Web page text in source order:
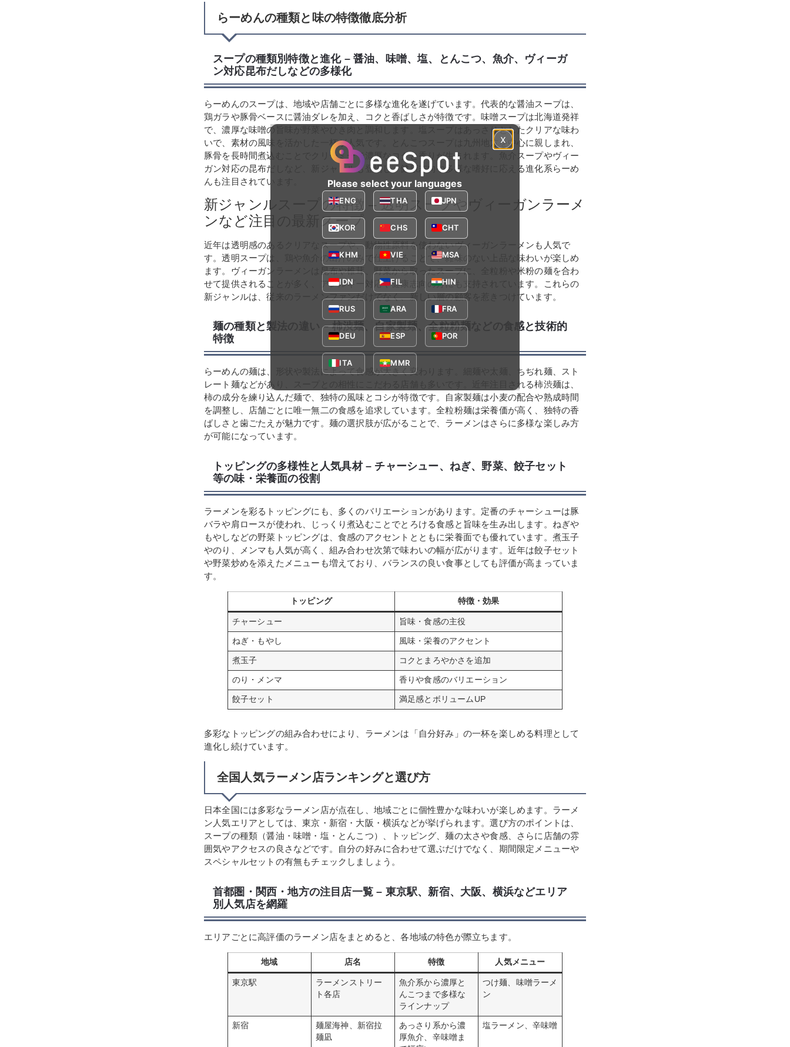
らーめんの種類と味の特徴徹底分析
スープの種類別特徴と進化 – 醤油、味噌、塩、とんこつ、魚介、ヴィーガ
ン対応昆布だしなどの多様化
らーめんのスープは、地域や店舗ごとに多様な進化を遂げています。代表的な醤油スープは、
鶏ガラや豚骨ベースに醤油ダレを加え、コクと香ばしさが特徴です。味噌スープは北海道発祥
で、濃厚な味噌の旨味が野菜やひき肉と調和します。塩スープはあっさりとしたクリアな味わ
いで、素材の風味を活かした一杯が人気です。とんこつスープは九州地方を中心に親しまれ、
豚骨を長時間煮込むことでクリーミーで濃厚なコクと香りが生まれます。魚介スープやヴィー
ガン対応の昆布だしなど、新ジャンルも登場し、健康志向や多様な嗜好に応える進化系らーめ
んも注目されています。
新ジャンルスープの特徴 – 透明スープやヴィーガンラーメ
ンなど注目の最新スープ
近年は透明感のあるクリアなスープや、動物性原料を使わないヴィーガンラーメンも人気で
す。透明スープは、鶏や魚介の出汁のみで仕上げることで、雑味のない上品な味わいが楽しめ
ます。ヴィーガンラーメンは昆布や椎茸、野菜から取ったスープに、全粒粉や米粉の麺を合わ
せて提供されることが多く、アレルギー対応や健康志向の方にも支持されています。これらの
新ジャンルは、従来のラーメンファンだけでなく、新しい層の顧客を惹きつけています。
麺の種類と製法の違い – 柿渋麺、自家製麺、全粒粉麺などの食感と技術的
特徴
らーめんの麺は、形状や製法によって食感が大きく変わります。細麺や太麺、ちぢれ麺、スト
レート麺などがあり、スープとの相性にこだわる店舗も多いです。近年注目される柿渋麺は、
柿の成分を練り込んだ麺で、独特の風味とコシが特徴です。自家製麺は小麦の配合や熟成時間
を調整し、店舗ごとに唯一無二の食感を追求しています。全粒粉麺は栄養価が高く、独特の香
ばしさと歯ごたえが魅力です。麺の選択肢が広がることで、ラーメンはさらに多様な楽しみ方
が可能になっています。
トッピングの多様性と人気具材 – チャーシュー、ねぎ、野菜、餃子セット
等の味・栄養面の役割
ラーメンを彩るトッピングにも、多くのバリエーションがあります。定番のチャーシューは豚
バラや肩ロースが使われ、じっくり煮込むことでとろける食感と旨味を生み出します。ねぎや
もやしなどの野菜トッピングは、食感のアクセントとともに栄養面でも優れています。煮玉子
やのり、メンマも人気が高く、組み合わせ次第で味わいの幅が広がります。近年は餃子セット
や野菜炒めを添えたメニューも増えており、バランスの良い食事としても評価が高まっていま
す。
トッピング 特徴・効果
チャーシュー 旨味・食感の主役
ねぎ・もやし 風味・栄養のアクセント
煮玉子 コクとまろやかさを追加
のり・メンマ 香りや食感のバリエーション
餃子セット 満足感とボリュームUP
多彩なトッピングの組み合わせにより、ラーメンは「自分好み」の一杯を楽しめる料理として
進化し続けています。
全国人気ラーメン店ランキングと選び方
日本全国には多彩なラーメン店が点在し、地域ごとに個性豊かな味わいが楽しめます。ラーメ
ン人気エリアとしては、東京・新宿・大阪・横浜などが挙げられます。選び方のポイントは、
スープの種類（醤油・味噌・塩・とんこつ）、トッピング、麺の太さや食感、さらに店舗の雰
囲気やアクセスの良さなどです。自分の好みに合わせて選ぶだけでなく、期間限定メニューや
スペシャルセットの有無もチェックしましょう。
首都圏・関西・地方の注目店一覧 – 東京駅、新宿、大阪、横浜などエリア
別人気店を網羅
エリアごとに高評価のラーメン店をまとめると、各地域の特色が際立ちます。
地域 店名 特徴 人気メニュー
東京駅
ラーメンストリー
ト各店
魚介系から濃厚と
んこつまで多様な
ラインナップ
つけ麺、味噌ラーメ
ン
新宿
麺屋海神、新宿拉
麺凪
あっさり系から濃
厚魚介、辛味噌ま
塩ラーメン、辛味噌
x
Please select your languages
ENG THA JPN
KOR CHS CHT
KHM VIE MSA
IDN FIL HIN
RUS ARA FRA
DEU ESP POR
ITA MMR